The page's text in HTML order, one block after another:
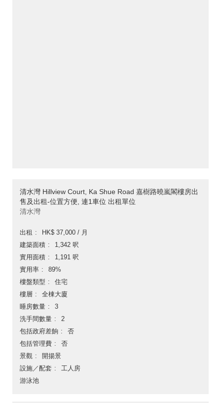
清水灣 Hillview Court, Ka Shue Road 嘉樹路曉嵐閣樓房出
售及出租-位置方便, 連1車位 出租單位
清水灣
出租
HK$ 37,000 / 月
建築面積
1,342 呎
實用面積
1,191 呎
實用率
89%
樓盤類型
住宅
樓層
全棟大廈
睡房數量
3
洗手間數量
2
包括政府差餉
否
包括管理費
否
景觀
開揚景
設施／配套
工人房
游泳池